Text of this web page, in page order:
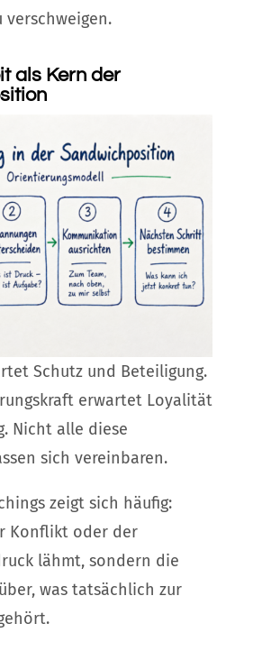
verschweigen.
als Kern der
Schutz und Beteiligung.
erwartet Loyalität
Nicht alle diese
sich vereinbaren.
zeigt sich häufig:
Konflikt oder der
lähmt, sondern die
was tatsächlich zur